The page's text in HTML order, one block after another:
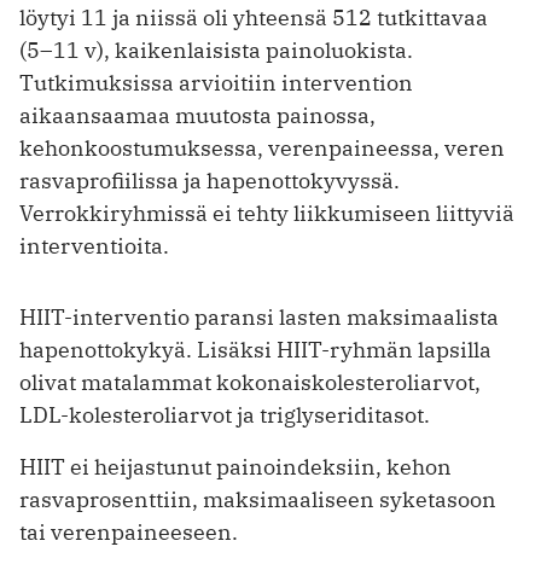
löytyi 11 ja niissä oli yhteensä 512 tutkittavaa
(5–11 v), kaikenlaisista painoluokista.
Tutkimuksissa arvioitiin intervention
aikaansaamaa muutosta painossa,
kehonkoostumuksessa, verenpaineessa, veren
rasvaprofiilissa ja hapenottokyvyssä.
Verrokkiryhmissä ei tehty liikkumiseen liittyviä
interventioita.
HIIT-interventio paransi lasten maksimaalista
hapenottokykyä. Lisäksi HIIT-ryhmän lapsilla
olivat matalammat kokonaiskolesteroliarvot,
LDL-kolesteroliarvot ja triglyseriditasot.
HIIT ei heijastunut painoindeksiin, kehon
rasvaprosenttiin, maksimaaliseen syketasoon
tai verenpaineeseen.